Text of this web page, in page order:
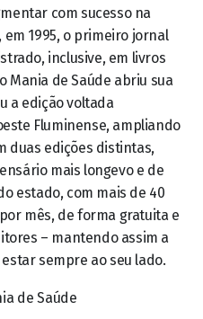
com sucesso na
1995, o primeiro jornal
inclusive, em livros
Mania de Saúde abriu sua
a edição voltada
Fluminense, ampliando
duas edições distintas,
mais longevo e de
estado, com mais de 40
mês, de forma gratuita e
– mantendo assim a
sempre ao seu lado.